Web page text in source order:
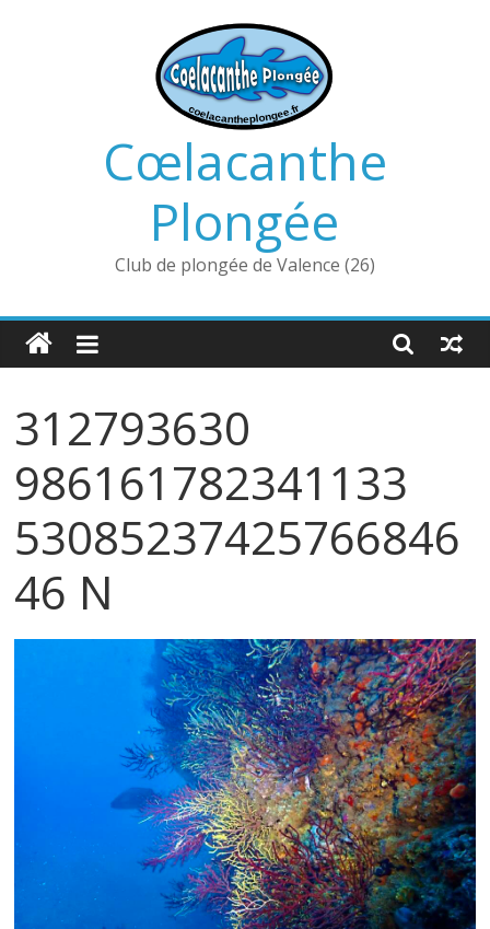
Cœlacanthe
Plongée
Club de plongée de Valence (26)
312793630
986161782341133
53085237425766846
46 N